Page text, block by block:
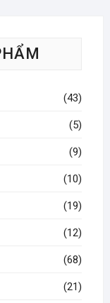
được
chọn
trang
sản
phẩm
(43)
(5)
(9)
(10)
(19)
(12)
(68)
(21)